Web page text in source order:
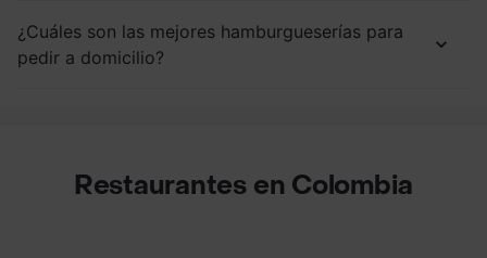
¿Cuáles son las mejores hamburgueserías para
pedir a domicilio?
Restaurantes en Colombia